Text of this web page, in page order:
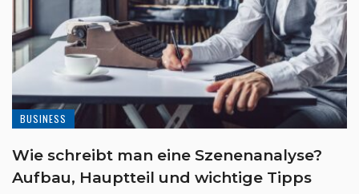
BUSINESS
Wie schreibt man eine Szenenanalyse?
Aufbau, Hauptteil und wichtige Tipps